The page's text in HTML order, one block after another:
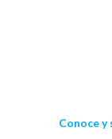
Conoce y